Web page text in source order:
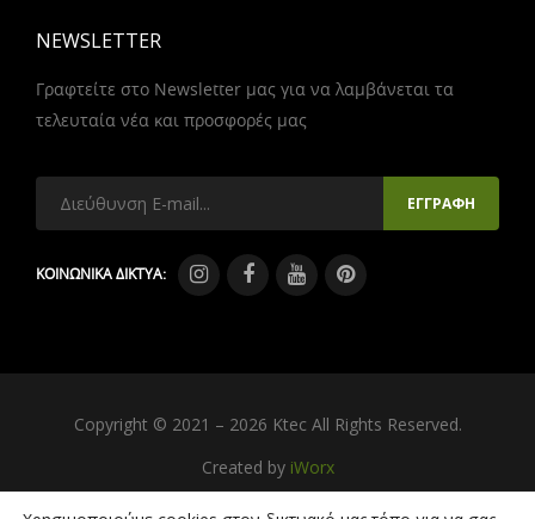
NEWSLETTER
Γραφτείτε στο Newsletter μας για να λαμβάνεται τα
τελευταία νέα και προσφορές μας
ΚΟΙΝΩΝΙΚΑ ΔΙΚΤΥΑ:
Copyright © 2021 – 2026 Ktec All Rights Reserved.
Created by iWorx